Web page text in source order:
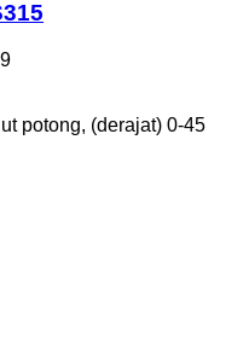
potong, (derajat) 0-45